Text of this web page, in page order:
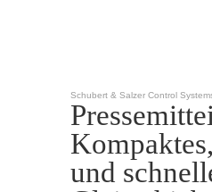
Schubert & Salzer Control
und